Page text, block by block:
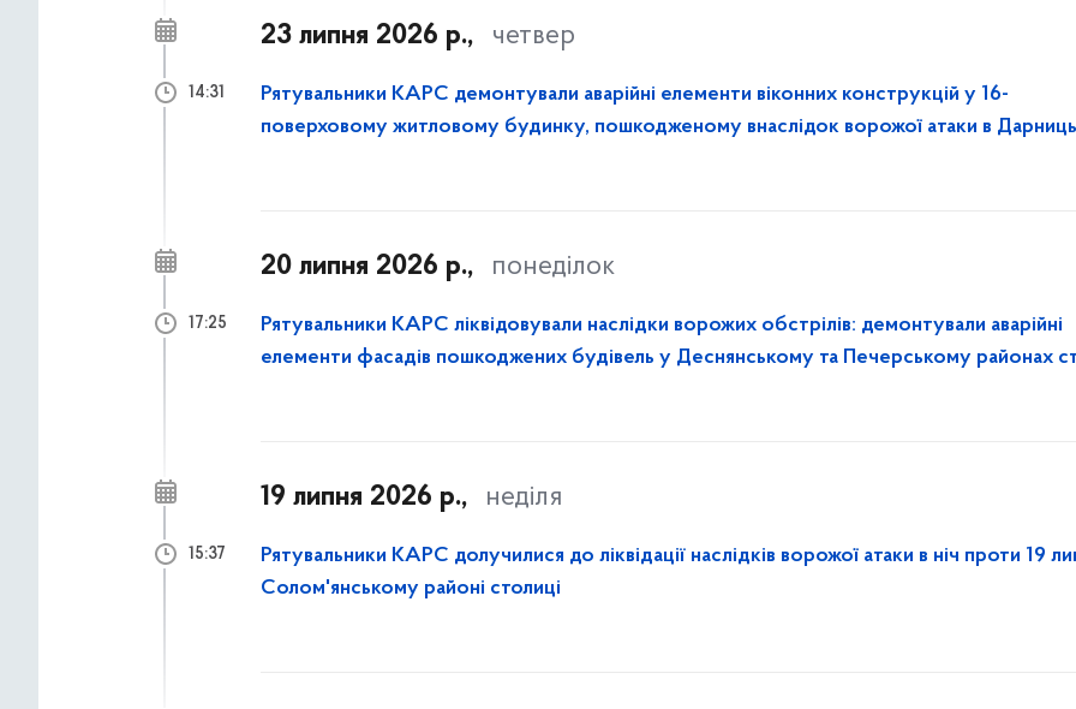
23 липня 2026 р., четвер
Рятувальники КАРС демонтували аварійні елементи віконних конструкцій у 16-
поверховому житловому будинку, пошкодженому внаслідок ворожої атаки в
14:31
20 липня 2026 р., понеділок
Рятувальники КАРС ліквідовували наслідки ворожих обстрілів: демонтували аварійні
елементи фасадів пошкоджених будівель у Деснянському та Печерському районах
17:25
19 липня 2026 р., неділя
Рятувальники КАРС долучилися до ліквідації наслідків ворожої атаки в ніч проти 19
Солом'янському районі столиці
15:37